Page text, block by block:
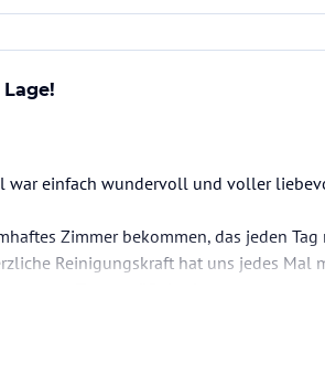
war einfach wundervoll und voller
Zimmer bekommen, das jeden
Reinigungskraft hat uns jedes Mal
ein wahrer Genuss! Es war nicht nur
Und…